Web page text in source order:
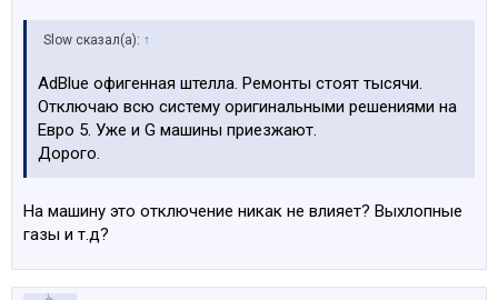
Slow сказал(а): ↑
AdBlue офигенная штелла. Ремонты стоят тысячи.
Отключаю всю систему оригинальными решениями на
Евро 5. Уже и G машины приезжают.
Дорого.
На машину это отключение никак не влияет? Выхлопные
газы и т.д?